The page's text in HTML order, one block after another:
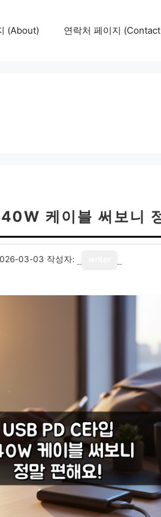
(About) 연락처 페이지
케이블 써보니
03-03 작성자: